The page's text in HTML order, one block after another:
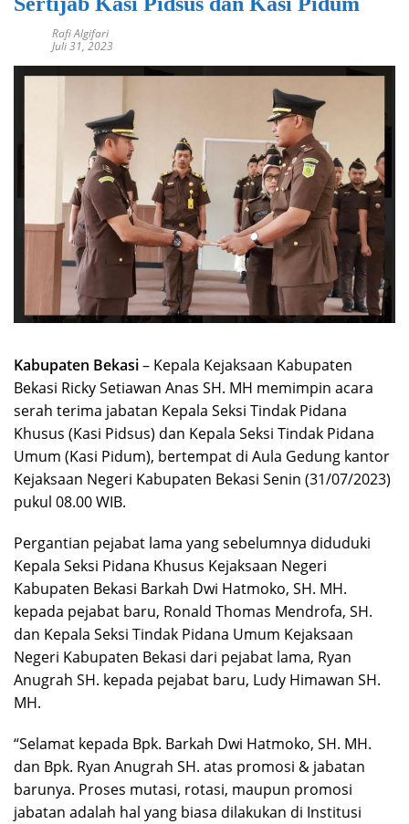
Rafi Algifari
Juli 31, 2023
Kabupaten Bekasi– Kepala Kejaksaan Kabupaten
Bekasi Ricky Setiawan Anas SH. MH memimpin acara
serah terima jabatan Kepala Seksi Tindak Pidana
Khusus (Kasi Pidsus) dan Kepala Seksi Tindak Pidana
Umum (Kasi Pidum), bertempat di Aula Gedung kantor
Kejaksaan Negeri Kabupaten Bekasi Senin (31/07/2023)
pukul 08.00 WIB.
Pergantian pejabat lama yang sebelumnya diduduki
Kepala Seksi Pidana Khusus Kejaksaan Negeri
Kabupaten Bekasi Barkah Dwi Hatmoko, SH. MH.
kepada pejabat baru, Ronald Thomas Mendrofa, SH.
dan Kepala Seksi Tindak Pidana Umum Kejaksaan
Negeri Kabupaten Bekasi dari pejabat lama, Ryan
Anugrah SH. kepada pejabat baru, Ludy Himawan SH.
MH.
“Selamat kepada Bpk. Barkah Dwi Hatmoko, SH. MH.
dan Bpk. Ryan Anugrah SH. atas promosi & jabatan
barunya. Proses mutasi, rotasi, maupun promosi
jabatan adalah hal yang biasa dilakukan di Institusi